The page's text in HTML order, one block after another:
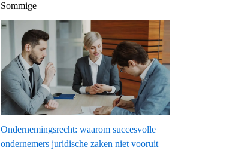
Sommige
Ondernemingsrecht: waarom succesvolle
ondernemers juridische zaken niet vooruit